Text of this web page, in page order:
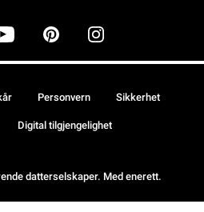
datterselskaper. Med enerett.
Personvern Sikkerhet
Digital tilgjengelighet